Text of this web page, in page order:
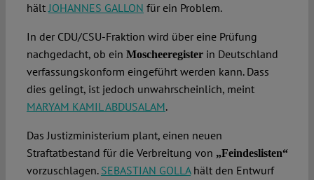
hältJOHANNES GALLON für ein Problem.
In der CDU/CSU-Fraktion wird über eine Prüfung
nachgedacht, ob ein Moscheeregisterin Deutschland
verfassungskonform eingeführt werden kann. Dass
dies gelingt, ist jedoch unwahrscheinlich, meint
MARYAM KAMIL ABDUSALAM.
Das Justizministerium plant, einen neuen
Straftatbestand für die Verbreitung von „Feindeslisten“
vorzuschlagen. SEBASTIAN GOLLAhält den Entwurf